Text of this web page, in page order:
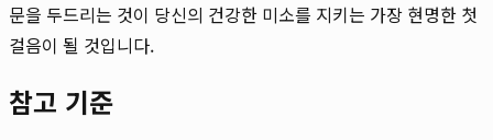
문을 두드리는 것이 당신의 건강한 미소를 지키는 가장 현명한 첫
걸음이 될 것입니다.
참고 기준